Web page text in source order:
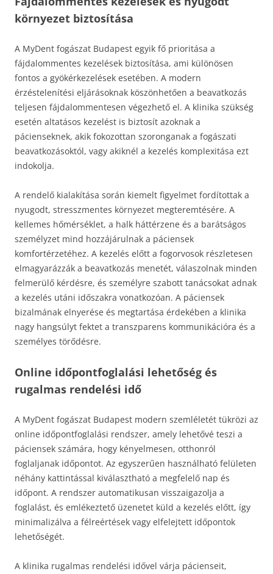
környezet biztosítása
A MyDent fogászat Budapest egyik fő prioritása a
fájdalommentes kezelések biztosítása, ami különösen
fontos a gyökérkezelések esetében. A modern
érzéstelenítési eljárásoknak köszönhetően a beavatkozás
teljesen fájdalommentesen végezhető el. A klinika szükség
esetén altatásos kezelést is biztosít azoknak a
pácienseknek, akik fokozottan szoronganak a fogászati
beavatkozásoktól, vagy akiknél a kezelés komplexitása ezt
indokolja.
A rendelő kialakítása során kiemelt figyelmet fordítottak a
nyugodt, stresszmentes környezet megteremtésére. A
kellemes hőmérséklet, a halk háttérzene és a barátságos
személyzet mind hozzájárulnak a páciensek
komfortérzetéhez. A kezelés előtt a fogorvosok részletesen
elmagyarázzák a beavatkozás menetét, válaszolnak minden
felmerülő kérdésre, és személyre szabott tanácsokat adnak
a kezelés utáni időszakra vonatkozóan. A páciensek
bizalmának elnyerése és megtartása érdekében a klinika
nagy hangsúlyt fektet a transzparens kommunikációra és a
személyes törődésre.
Online időpontfoglalási lehetőség és
rugalmas rendelési idő
A MyDent fogászat Budapest modern szemléletét tükrözi az
online időpontfoglalási rendszer, amely lehetővé teszi a
páciensek számára, hogy kényelmesen, otthonról
foglaljanak időpontot. Az egyszerűen használható felületen
néhány kattintással kiválasztható a megfelelő nap és
időpont. A rendszer automatikusan visszaigazolja a
foglalást, és emlékeztető üzenetet küld a kezelés előtt, így
minimalizálva a félreértések vagy elfelejtett időpontok
lehetőségét.
A klinika rugalmas rendelési idővel várja pácienseit,